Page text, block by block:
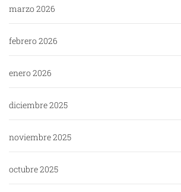
marzo 2026
febrero 2026
enero 2026
diciembre 2025
noviembre 2025
octubre 2025